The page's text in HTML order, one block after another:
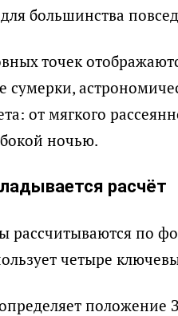
большинства
точек
сумерки,
от мягкого
ночью.
расчёт
рассчитываются по
четыре
положение